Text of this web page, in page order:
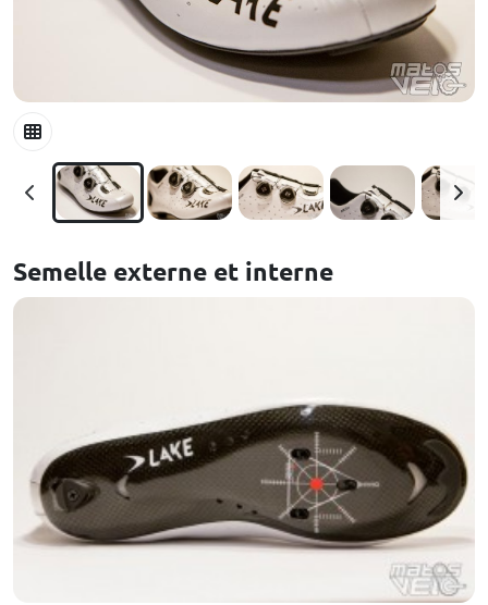
Semelle externe et interne